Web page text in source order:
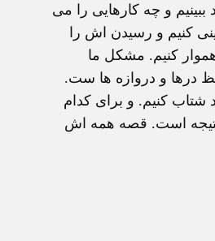
و چه کارهایی را می
کنیم و رسیدن اش را
کنیم. مشکل ما
درها و دروازه ها ست.
شتاب کنیم. و برای کدام
است. قصه همه اش